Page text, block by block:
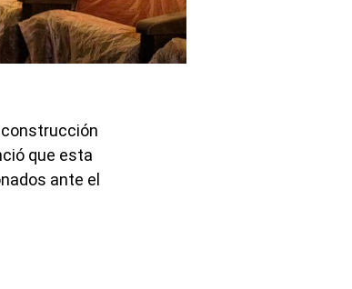
construcción
que esta
ante el